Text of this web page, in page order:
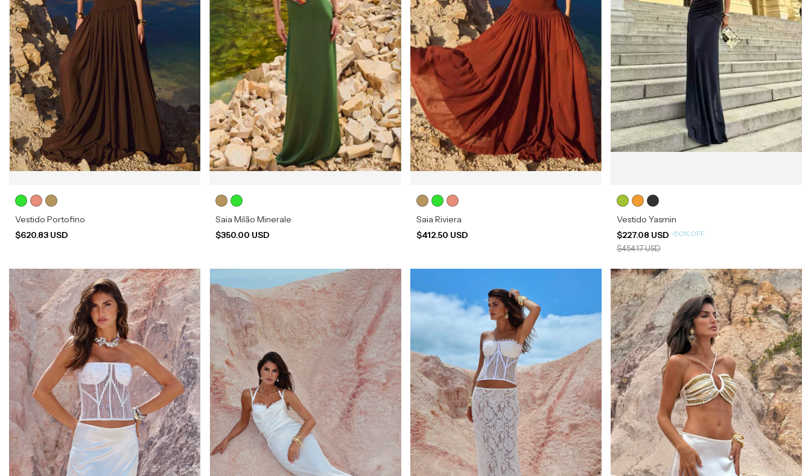
Vestido Portofino
$620.83 USD
Saia Milão Minerale
$350.00 USD
Saia Riviera
$412.50 USD
Vestido Yasmin
$227.08 USD -50% OFF
$454.17 USD